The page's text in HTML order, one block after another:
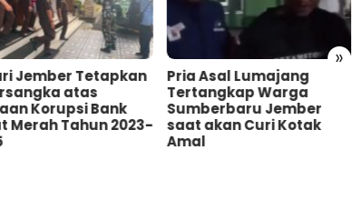
»
Jember Tetapkan
atas
Korupsi Bank
Merah Tahun 2023-
Pria Asal Lumajang
Tertangkap Warga
Sumberbaru Jember
saat akan Curi Kotak
Amal